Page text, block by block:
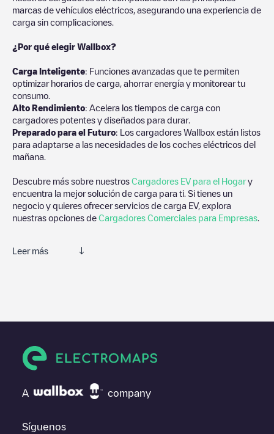
marcas de vehículos eléctricos, asegurando una experiencia de
carga sin complicaciones.
¿Por qué elegir Wallbox?
Carga Inteligente: Funciones avanzadas que te permiten
optimizar horarios de carga, ahorrar energía y monitorear tu
consumo.
Alto Rendimiento: Acelera los tiempos de carga con
cargadores potentes y diseñados para durar.
Preparado para el Futuro: Los cargadores Wallbox están listos
para adaptarse a las necesidades de los coches eléctricos del
mañana.
Descubre más sobre nuestros Cargadores EV para el Hogary
encuentra la mejor solución de carga para ti. Si tienes un
negocio y quieres ofrecer servicios de carga EV, explora
nuestras opciones de Cargadores Comerciales para Empresas
Leer más
crear la mejor experiencia para los conductores de vehículos
eléctricos.
Las opiniones de los conductores eléctricos son muy
importantes para valorar cuáles son los puntos de carga más
lo que no dudes en dejar tu valoración de cuál fue tu
A company
Síguenos